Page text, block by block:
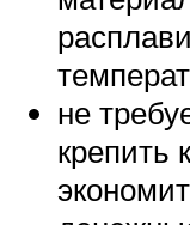
не
крепить